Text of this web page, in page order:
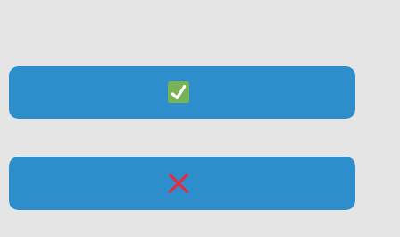
Menü
Materialien zum Thema
Masernschutzgesetz